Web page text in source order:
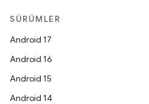
SÜRÜMLER
Android 17
Android 16
Android 15
Android 14